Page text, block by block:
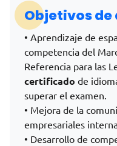
Objetivos
• Aprendizaje de
competencia del
Referencia para las
certificado de
superar el examen.
• Mejora de la
empresariales
• Desarrollo de